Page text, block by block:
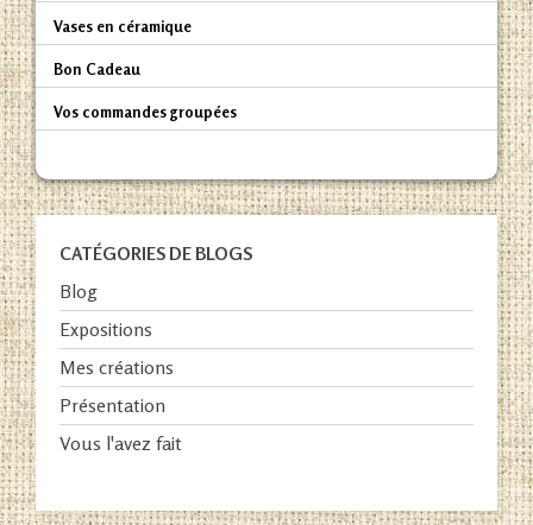
Vases en céramique
Bon Cadeau
Vos commandes groupées
CATÉGORIES DE BLOGS
Blog
Expositions
Mes créations
Présentation
Vous l'avez fait